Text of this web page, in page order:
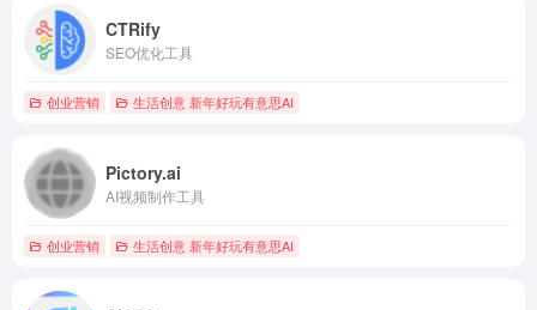
CTRify
SEO优化工具
创业营销 生活创意 新年好玩有意思AI
Pictory.ai
AI视频制作工具
创业营销 生活创意 新年好玩有意思AI